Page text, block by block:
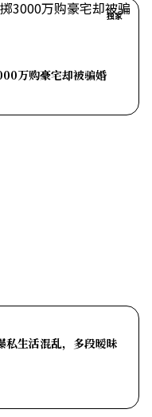
独家
万购豪宅却被骗婚
私生活混乱，多段暧昧